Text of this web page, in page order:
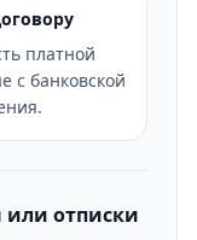
платной
с банковской
или отписки